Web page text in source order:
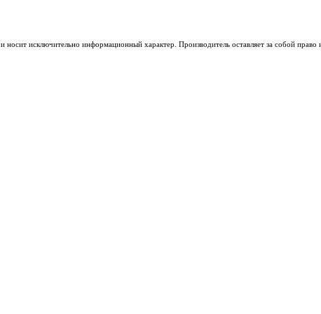
исключительно информационный характер. Производитель оставляет за собой право